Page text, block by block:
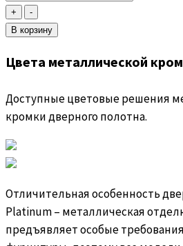
Цвета металлической
Доступные цветовые решения
кромки дверного полотна.
Отличительная особенность
Platinum – металлическая
предъявляет особые